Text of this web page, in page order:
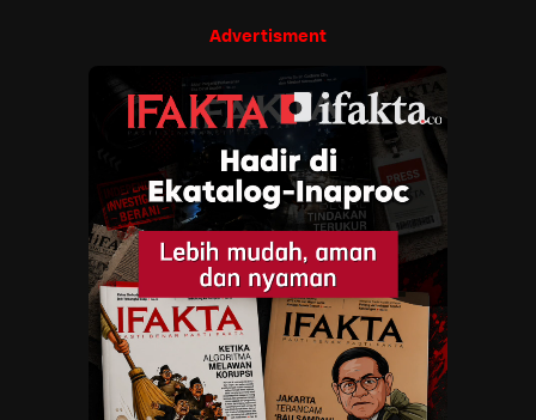
Advertisment